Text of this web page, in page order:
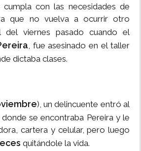
con las necesidades de
que no vuelva a ocurrir otro
del viernes pasado cuando el
, fue asesinado en el taller
dictaba clases.
), un delincuente entró al
donde se encontraba Pereira y le
cartera y celular, pero luego
quitándole la vida.